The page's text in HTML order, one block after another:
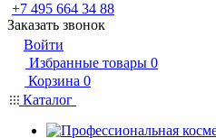
+7 495 664 34 88
Заказать звонок
Войти
Избранные товары 0
Корзина 0
Каталог